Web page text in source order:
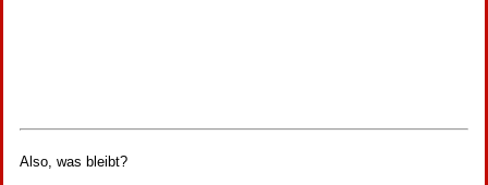
Also, was bleibt?